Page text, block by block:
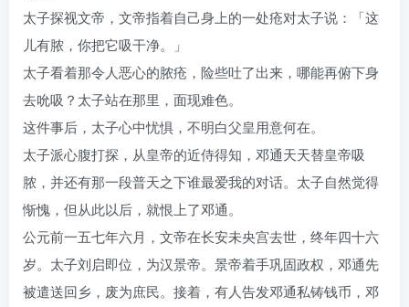
太子探视文帝，文帝指着自己身上的一处疮对太子说：「这
儿有脓，你把它吸干净。」
太子看着那令人恶心的脓疮，险些吐了出来，哪能再俯下身
去吮吸？太子站在那里，面现难色。
这件事后，太子心中忧惧，不明白父皇用意何在。
太子派心腹打探，从皇帝的近侍得知，邓通天天替皇帝吸
脓，并还有那一段普天之下谁最爱我的对话。太子自然觉得
惭愧，但从此以后，就恨上了邓通。
公元前一五七年六月，文帝在长安未央宫去世，终年四十六
岁。太子刘启即位，为汉景帝。景帝着手巩固政权，邓通先
被遣送回乡，废为庶民。接着，有人告发邓通私铸钱币，邓